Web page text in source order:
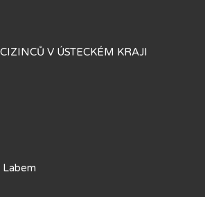
V ÚSTECKÉM KRAJI
Labem